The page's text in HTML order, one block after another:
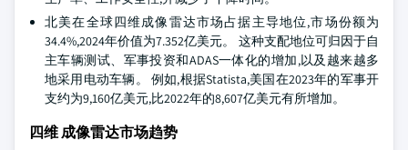
北美在全球四维成像雷达市场占据主导地位,市场份额为
34.4%,2024年价值为7.352亿美元。 这种支配地位可归因于自
主车辆测试、军事投资和ADAS一体化的增加,以及越来越多
地采用电动车辆。 例如,根据Statista,美国在2023年的军事开
支约为9,160亿美元,比2022年的8,607亿美元有所增加。
四维 成像雷达市场趋势